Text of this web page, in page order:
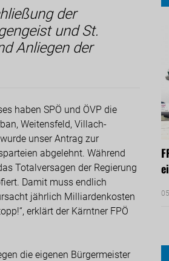
der
und St.
Anliegen der
haben SPÖ und ÖVP die
Weitensfeld, Villach-
unser Antrag zur
abgelehnt. Während
Totalversagen der Regierung
Damit muss endlich
jährlich Milliardenkosten
erklärt der Kärntner FPÖ
die eigenen Bürgermeister